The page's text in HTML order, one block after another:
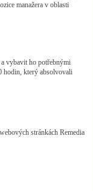
manažera v oblasti
vybavit ho potřebnými
hodin, který absolvovali
stránkách Remedia